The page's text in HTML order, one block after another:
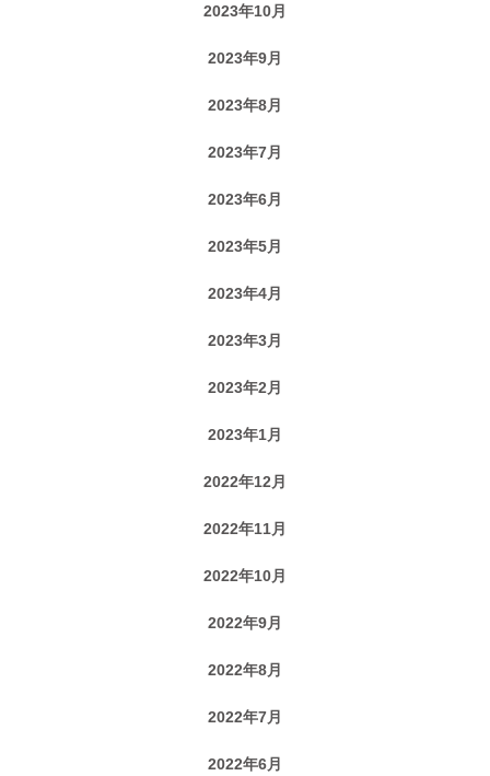
2023年10月
2023年9月
2023年8月
2023年7月
2023年6月
2023年5月
2023年4月
2023年3月
2023年2月
2023年1月
2022年12月
2022年11月
2022年10月
2022年9月
2022年8月
2022年7月
2022年6月